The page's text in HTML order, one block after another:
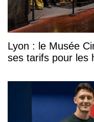
Lyon : le Musée
ses tarifs pour les